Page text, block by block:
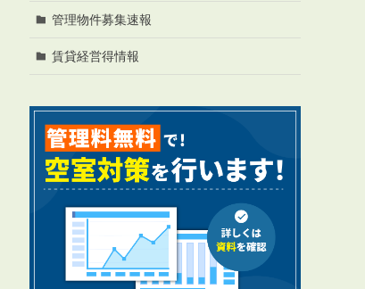
RENTALアブレイズの賃貸管理
管理料無料について
４つの強み
管理物件募集速報
賃貸経営得情報